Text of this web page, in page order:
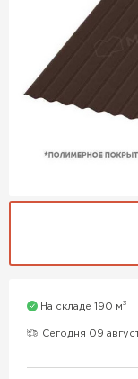
На складе 190 м3
Сегодня 09